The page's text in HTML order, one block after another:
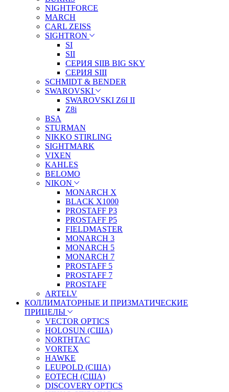
NIGHTFORCE
MARCH
CARL ZEISS
SIGHTRON
SI
SII
СЕРИЯ SIIB BIG SKY
СЕРИЯ SIII
SCHMIDT & BENDER
SWAROVSKI
SWAROVSKI Z6I II
Z8i
BSA
STURMAN
NIKKO STIRLING
SIGHTMARK
VIXEN
KAHLES
BELOMO
NIKON
MONARCH X
BLACK X1000
PROSTAFF P3
PROSTAFF P5
FIELDMASTER
MONARCH 3
MONARCH 5
MONARCH 7
PROSTAFF 5
PROSTAFF 7
PROSTAFF
ARTELV
КОЛЛИМАТОРНЫЕ И ПРИЗМАТИЧЕСКИЕ
ПРИЦЕЛЫ
VECTOR OPTICS
HOLOSUN (США)
NORTHTAC
VORTEX
HAWKE
LEUPOLD (США)
EOTECH (США)
DISCOVERY OPTICS